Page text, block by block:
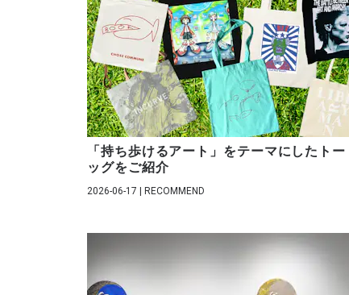
「持ち歩けるアート」をテーマにしたト
ッグをご紹介
2026-06-17 | RECOMMEND